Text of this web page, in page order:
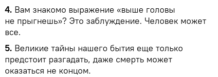
4. Вам знакомо выражение «выше головы
не прыгнешь»? Это заблуждение. Человек может
все.
5. Великие тайны нашего бытия еще только
предстоит разгадать, даже смерть может
оказаться не концом.